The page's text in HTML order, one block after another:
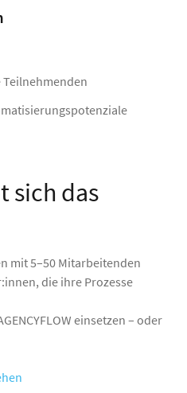
Teilnehmenden
sich das
mit 5–50 Mitarbeitenden
die ihre Prozesse
einsetzen – oder